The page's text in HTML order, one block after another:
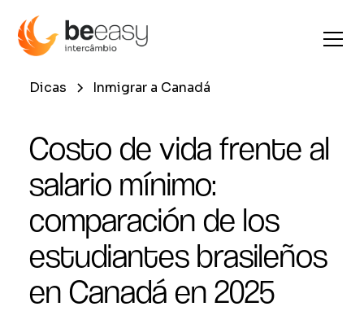
Dicas Inmigrar a Canadá
Costo de vida frente al
salario mínimo:
comparación de los
estudiantes brasileños
en Canadá en 2025